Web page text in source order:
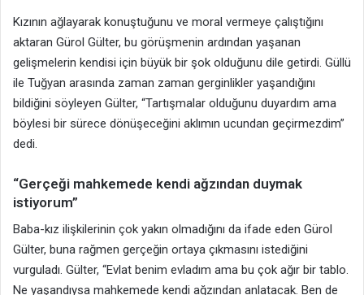
Kızının ağlayarak konuştuğunu ve moral vermeye çalıştığını
aktaran Gürol Gülter, bu görüşmenin ardından yaşanan
gelişmelerin kendisi için büyük bir şok olduğunu dile getirdi. Güllü
ile Tuğyan arasında zaman zaman gerginlikler yaşandığını
bildiğini söyleyen Gülter, “Tartışmalar olduğunu duyardım ama
böylesi bir sürece dönüşeceğini aklımın ucundan geçirmezdim”
dedi.
“Gerçeği mahkemede kendi ağzından duymak
istiyorum”
Baba-kız ilişkilerinin çok yakın olmadığını da ifade eden Gürol
Gülter, buna rağmen gerçeğin ortaya çıkmasını istediğini
vurguladı. Gülter, “Evlat benim evladım ama bu çok ağır bir tablo.
Ne yaşandıysa mahkemede kendi ağzından anlatacak. Ben de